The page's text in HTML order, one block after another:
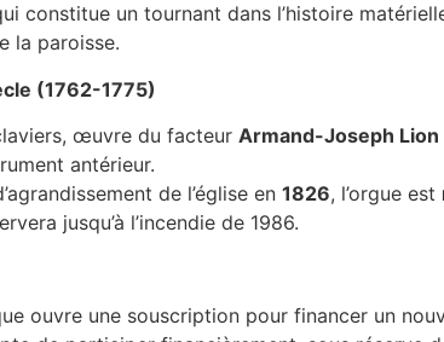
constitue un tournant dans l’histoire
la paroisse.
(1762-1775)
œuvre du facteur Armand-Joseph Lion
antérieur.
de l’église en 1826, l’orgue est
jusqu’à l’incendie de 1986.
ouvre une souscription pour financer un